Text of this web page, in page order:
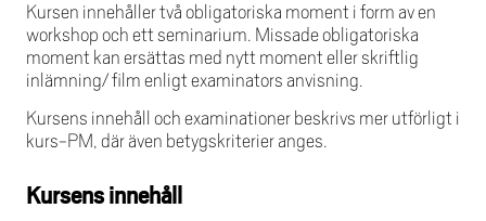
Kursen innehåller två obligatoriska moment i form av en
workshop och ett seminarium. Missade obligatoriska
moment kan ersättas med nytt moment eller skriftlig
inlämning/ film enligt examinators anvisning.
Kursens innehåll och examinationer beskrivs mer utförligt i
kurs-PM, där även betygskriterier anges.
Kursens innehåll